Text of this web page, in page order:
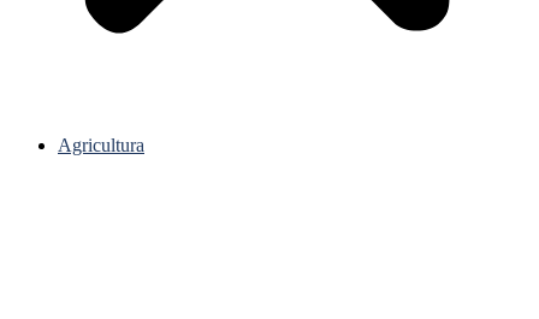
Agricultura